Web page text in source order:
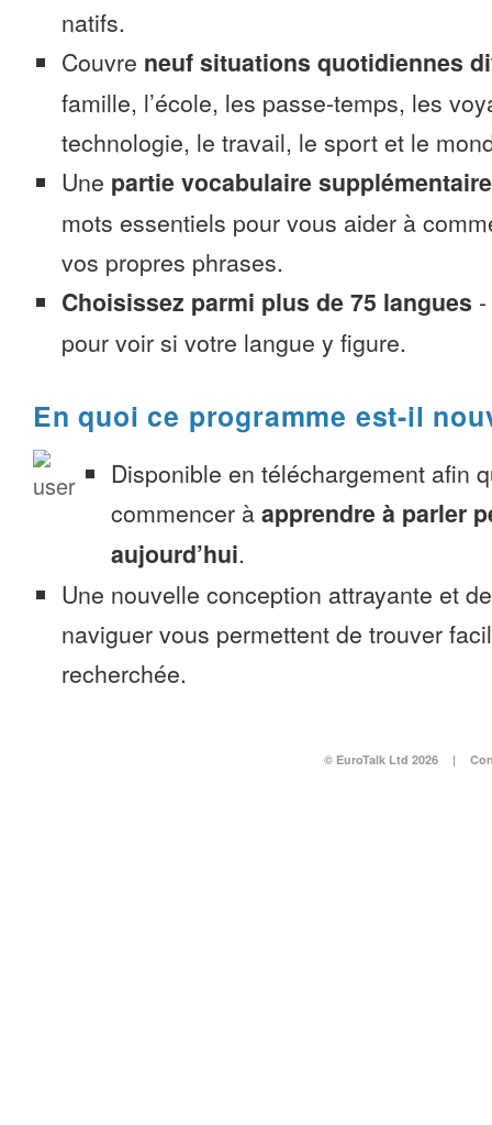
natifs.
Couvre neuf situations quotidiennes
famille, l’école, les passe-temps, les
technologie, le travail, le sport et le
Une partie vocabulaire supplémentaire
mots essentiels pour vous aider à
vos propres phrases.
Choisissez parmi plus de 75 langues -
pour voir si votre langue y figure.
En quoi ce programme est-il
Disponible en téléchargement afin
commencer à apprendre à parler
aujourd’hui.
Une nouvelle conception attrayante et
naviguer vous permettent de trouver
recherchée.
© EuroTalk Ltd 2026 |